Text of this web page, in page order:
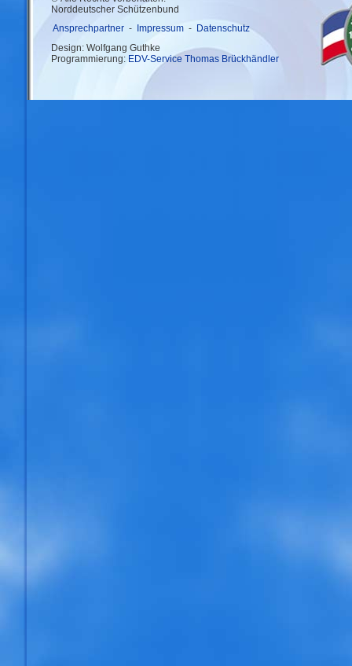
Norddeutscher Schützenbund
Ansprechpartner - Impressum - Datenschutz
Design: Wolfgang Guthke
Programmierung: EDV-Service Thomas Brückhändler